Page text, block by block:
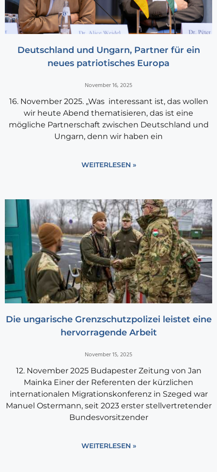
Deutschland und Ungarn, Partner für ein
neues patriotisches Europa
November 16, 2025
16. November 2025. „Was interessant ist, das wollen
wir heute Abend thematisieren, das ist eine
mögliche Partnerschaft zwischen Deutschland und
Ungarn, denn wir haben ein
WEITERLESEN »
Die ungarische Grenzschutzpolizei leistet eine
hervorragende Arbeit
November 15, 2025
12. November 2025 Budapester Zeitung von Jan
Mainka Einer der Referenten der kürzlichen
internationalen Migrationskonferenz in Szeged war
Manuel Ostermann, seit 2023 erster stellvertretender
Bundesvorsitzender
WEITERLESEN »